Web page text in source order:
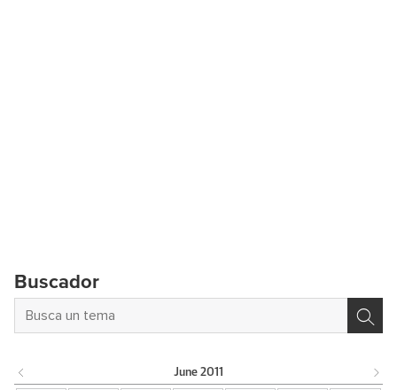
Buscador
June 2011